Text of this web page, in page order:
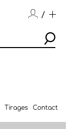
/
Tirages Contact